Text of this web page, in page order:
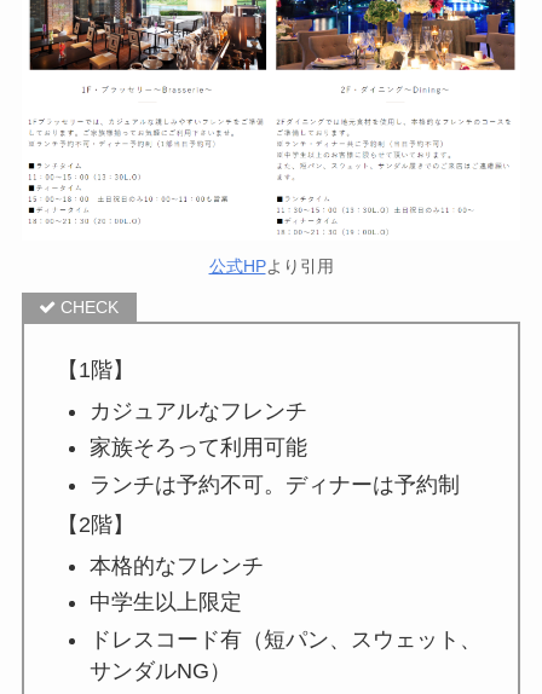
公式HPより引用
【1階】
カジュアルなフレンチ
家族そろって利用可能
ランチは予約不可。ディナーは予約制
【2階】
本格的なフレンチ
中学生以上限定
ドレスコード有（短パン、スウェット、
サンダルNG）